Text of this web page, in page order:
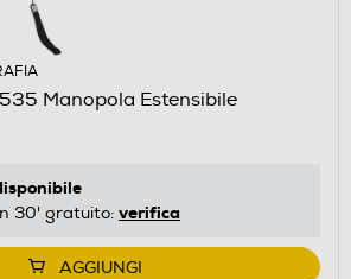
Manopola Estensibile
30' gratuito: verifica
AGGIUNGI